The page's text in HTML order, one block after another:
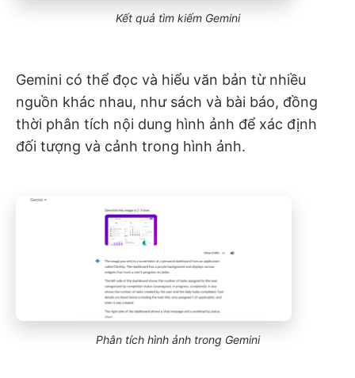
Kết quả tìm kiếm Gemini
Gemini có thể đọc và hiểu văn bản từ nhiều
nguồn khác nhau, như sách và bài báo, đồng
thời phân tích nội dung hình ảnh để xác định
đối tượng và cảnh trong hình ảnh.
Phân tích hình ảnh trong Gemini